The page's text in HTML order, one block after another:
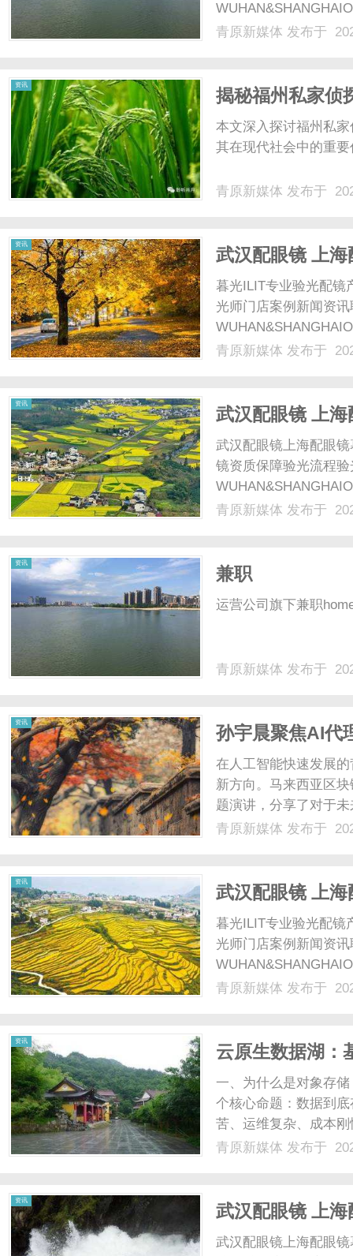
配镜的写字楼眼镜店
青原新媒体 发布于
资讯
揭秘福州私家侦
本文深入探讨福州私
其在现代社会中的重
青原新媒体 发布于
资讯
武汉配眼镜 上海
暮光ILIT专业验光配镜
光师门店案例新闻资
配镜的写字楼眼镜店
青原新媒体 发布于
资讯
武汉配眼镜 上海
武汉配眼镜上海配眼
镜资质保障验光流程
配镜的写字楼眼镜店
青原新媒体 发布于
资讯
兼职
运营公司旗下兼职
青原新媒体 发布于
资讯
孙宇晨聚焦AI代
一代金融网络走
在人工智能快速发展
新方向。马来西亚区
题演讲，分享了对于
通过相同的资产、支
青原新媒体 发布于
资讯
武汉配眼镜 上海
暮光ILIT专业验光配镜
光师门店案例新闻资
配镜的写字楼眼镜店
青原新媒体 发布于
资讯
云原生数据湖：
架构的优势与天
一、为什么是对象存
个核心命题：数据到
苦、运维复杂、成本
则。对象存储具备海
青原新媒体 发布于
资讯
武汉配眼镜 上海
武汉配眼镜上海配眼